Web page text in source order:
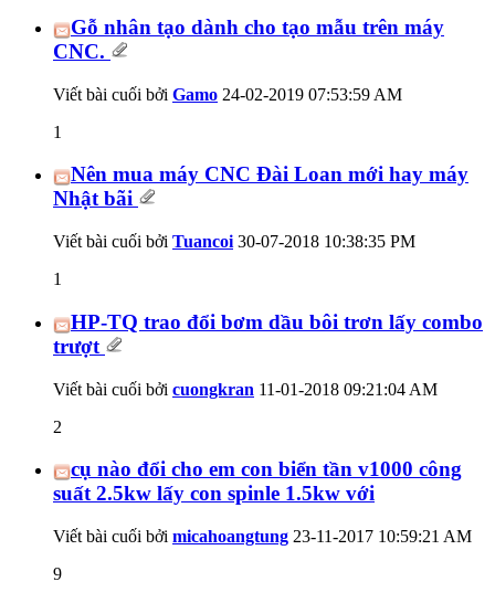
Gỗ nhân tạo dành cho tạo mẫu trên máy
CNC.
Viết bài cuối bởi Gamo 24-02-2019 07:53:59 AM
1
Nên mua máy CNC Đài Loan mới hay máy
Nhật bãi
Viết bài cuối bởi Tuancoi 30-07-2018 10:38:35 PM
1
HP-TQ trao đổi bơm dầu bôi trơn lấy combo
trượt
Viết bài cuối bởi cuongkran 11-01-2018 09:21:04 AM
2
cụ nào đổi cho em con biển tần v1000 công
suất 2.5kw lấy con spinle 1.5kw với
Viết bài cuối bởi micahoangtung 23-11-2017 10:59:21 AM
9